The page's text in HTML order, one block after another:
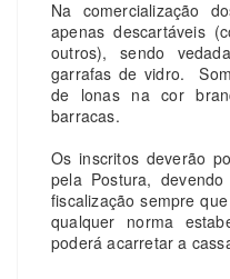
Na comercialização
apenas descartáveis
outros), sendo
garrafas de vidro.
de lonas na cor
barracas.
Os inscritos deverão
pela Postura,
fiscalização sempre
qualquer norma
poderá acarretar a